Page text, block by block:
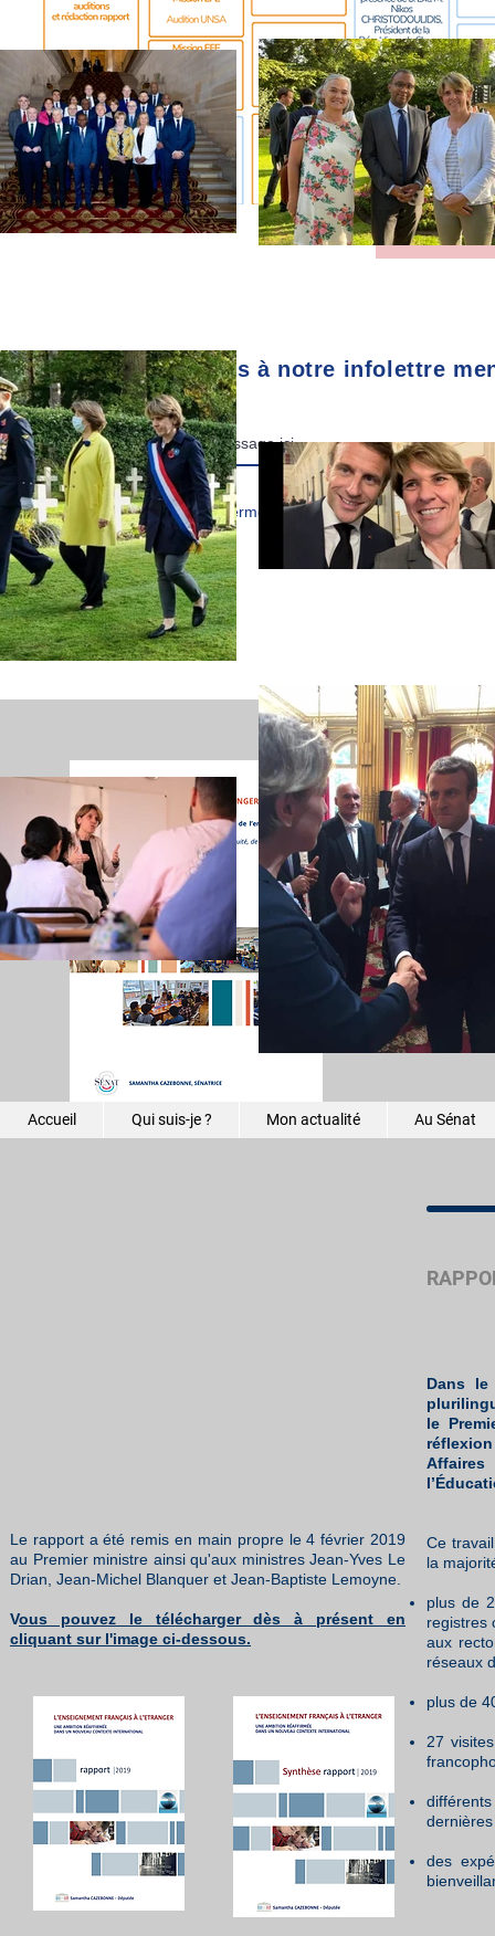
TOUS
Abonnez-vous à notre infolettre
E-mail
J’accepte les termes et conditions
Une
mission
Le rapport a été remis en main propre le 4 février 2019
au Premier ministre ainsi qu'aux ministres Jean-Yves Le
Drian, Jean-Michel Blanquer et Jean-Baptiste Lemoyne.
Vous pouvez le télécharger dès à présent en
cliquant sur l'image ci-dessous.
Dans
le
Ce
la
plus de
registres
aux
réseaux
plus de
27
des
Accueil Qui suis-je ? Mon actualité Au Sénat